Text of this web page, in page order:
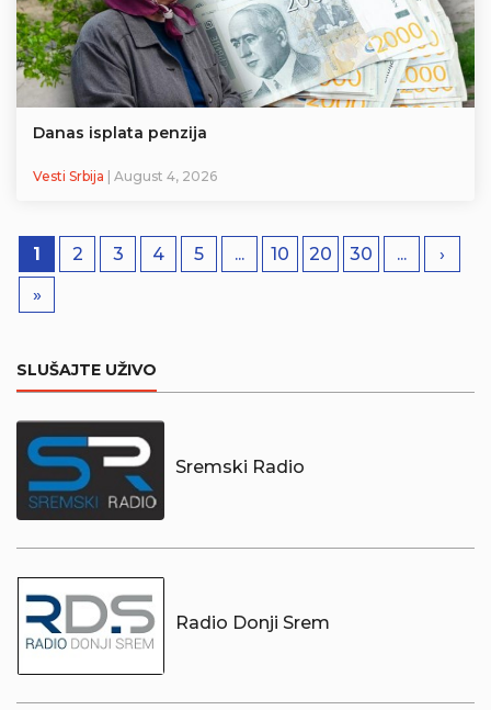
Danas isplata penzija
Vesti Srbija | August 4, 2026
1 2 3 4 5 ... 10 20 30 ...
›
»
SLUŠAJTE UŽIVO
Sremski Radio
Radio Donji Srem